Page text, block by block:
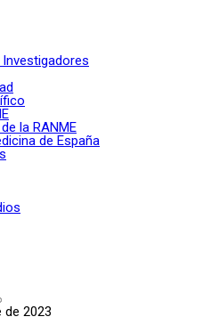
la RANME
de España
de 2023